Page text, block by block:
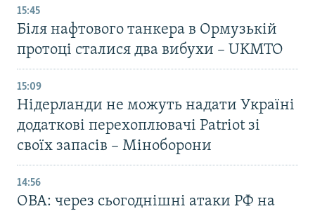
15:45
Біля нафтового танкера в Ормузькій
протоці сталися два вибухи – UKMTO
15:09
Нідерланди не можуть надати Україні
додаткові перехоплювачі Patriot зі
своїх запасів – Міноборони
14:56
ОВА: через сьогоднішні атаки РФ на